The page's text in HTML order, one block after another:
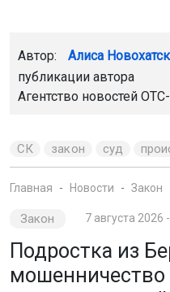
Автор: Алиса
публикации автора
Агентство новостей ОТС-
СК закон суд
Главная Новости Закон
Закон 7 августа 2026
Подростка из